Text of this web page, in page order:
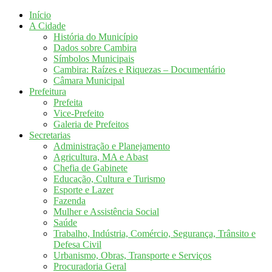
Início
A Cidade
História do Município
Dados sobre Cambira
Símbolos Municipais
Cambira: Raízes e Riquezas – Documentário
Câmara Municipal
Prefeitura
Prefeita
Vice-Prefeito
Galeria de Prefeitos
Secretarias
Administração e Planejamento
Agricultura, MA e Abast
Chefia de Gabinete
Educação, Cultura e Turismo
Esporte e Lazer
Fazenda
Mulher e Assistência Social
Saúde
Trabalho, Indústria, Comércio, Segurança, Trânsito e
Defesa Civil
Urbanismo, Obras, Transporte e Serviços
Procuradoria Geral